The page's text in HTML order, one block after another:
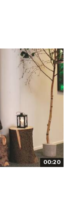
00:20